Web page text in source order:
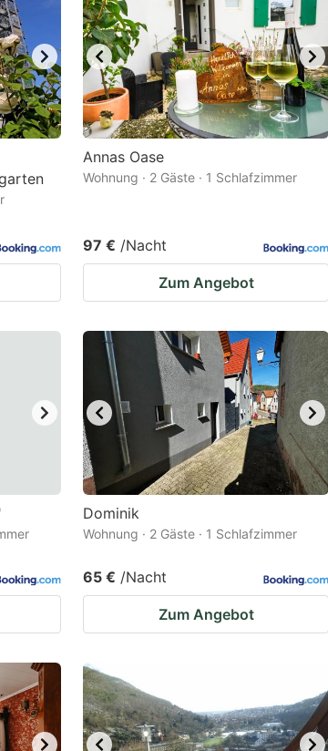
mark
key
to
get
the
keyboard
shortcuts
changing
dates.
Annas Oase
Wohnung · 2 Gäste · 1 Schlafzimmer
97 € /Nacht
Zum Angebot
Dominik
Wohnung · 2 Gäste · 1 Schlafzimmer
65 € /Nacht
Zum Angebot